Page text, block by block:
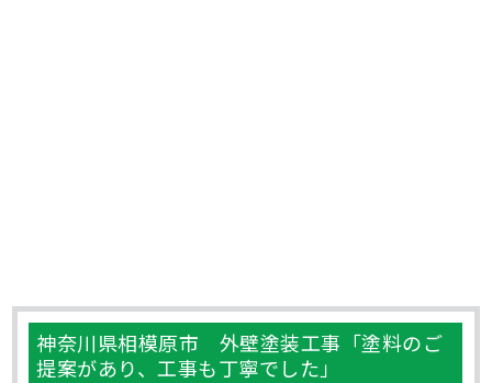
神奈川県相模原市 外壁塗装工事「塗料のご
提案があり、工事も丁寧でした」